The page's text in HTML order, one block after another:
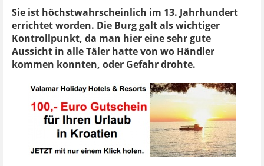
Sie ist höchstwahrscheinlich im 13. Jahrhundert
errichtet worden. Die Burg galt als wichtiger
Kontrollpunkt, da man hier eine sehr gute
Aussicht in alle Täler hatte von wo Händler
kommen konnten, oder Gefahr drohte.